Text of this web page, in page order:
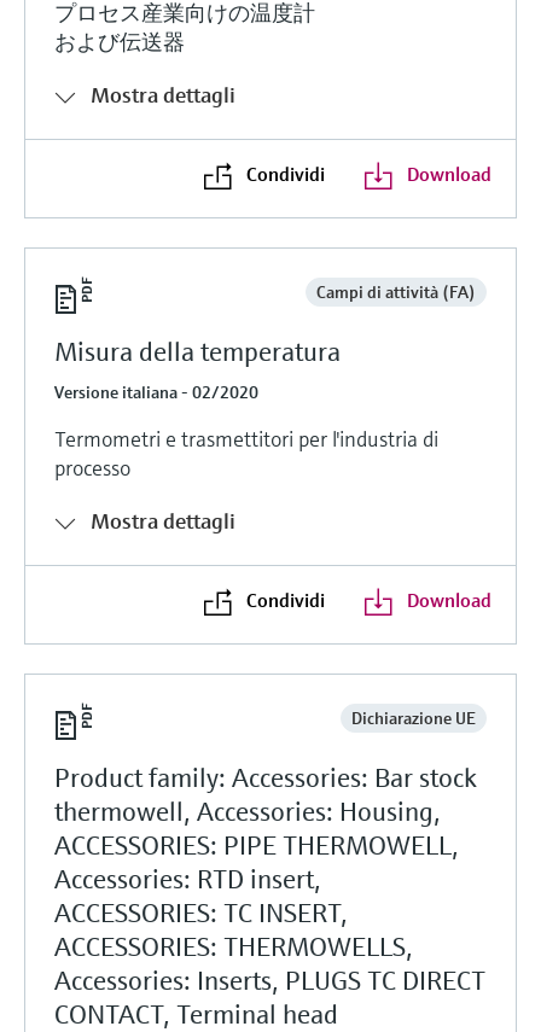
プロセス産業向けの温度計
および伝送器
Mostra dettagli
Condividi Download
Campi di attività (FA)
Misura della temperatura
Versione italiana - 02/2020
Termometri e trasmettitori per l'industria di
processo
Mostra dettagli
Condividi Download
Dichiarazione UE
Product family: Accessories: Bar stock
thermowell, Accessories: Housing,
ACCESSORIES: PIPE THERMOWELL,
Accessories: RTD insert,
ACCESSORIES: TC INSERT,
ACCESSORIES: THERMOWELLS,
Accessories: Inserts, PLUGS TC DIRECT
CONTACT, Terminal head